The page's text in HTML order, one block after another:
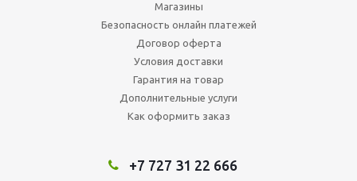
Магазины
Безопасность онлайн платежей
Договор оферта
Условия доставки
Гарантия на товар
Дополнительные услуги
Как оформить заказ
+7 727 31 22 666